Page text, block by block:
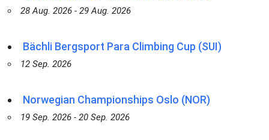
28 Aug. 2026 - 29 Aug. 2026
Bächli Bergsport Para Climbing Cup (SUI)
12 Sep. 2026
Norwegian Championships Oslo (NOR)
19 Sep. 2026 - 20 Sep. 2026